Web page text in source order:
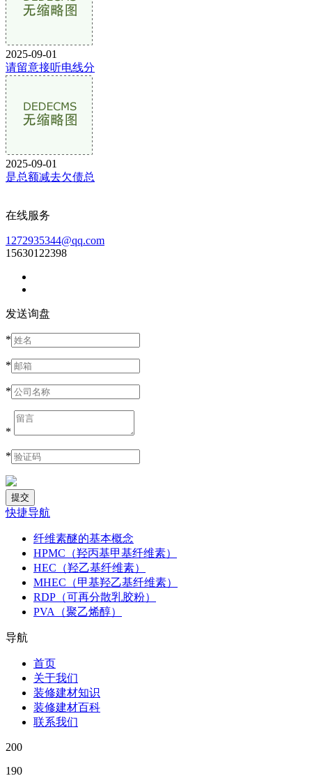
2025-09-01
请留意接听电线分
2025-09-01
是总额减去欠债总
在线服务
1272935344@qq.com
15630122398
发送询盘
*
*
*
*
*
快捷导航
纤维素醚的基本概念
HPMC（羟丙基甲基纤维素）
HEC（羟乙基纤维素）
MHEC（甲基羟乙基纤维素）
RDP（可再分散乳胶粉）
PVA（聚乙烯醇）
导航
首页
关于我们
装修建材知识
装修建材百科
联系我们
200
190